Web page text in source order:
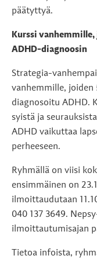
päätyttyä.
Kurssi
ADHD-diagnoosin
Strategia-
vanhemmille, joiden
diagnosoitu ADHD.
syistä ja
ADHD vaikuttaa
perheeseen.
Ryhmällä on viisi
ensimmäinen on
ilmoittaudutaan
040 137 3649.
ilmoittautumisajan
Tietoa infoista,